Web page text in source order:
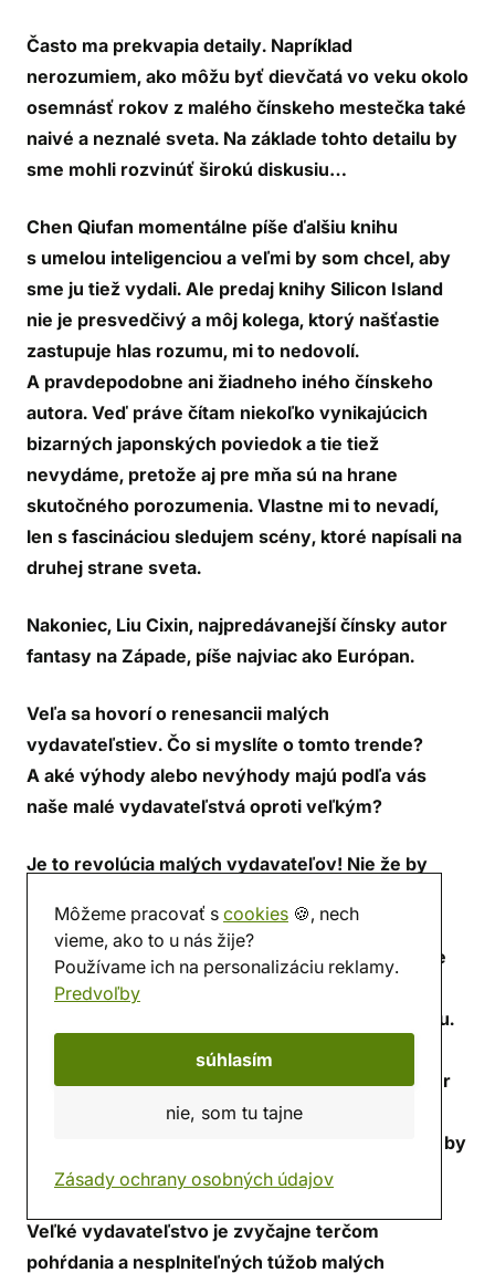
Často ma prekvapia detaily. Napríklad
nerozumiem, ako môžu byť dievčatá vo veku okolo
osemnásť rokov z malého čínskeho mestečka také
naivé a neznalé sveta. Na základe tohto detailu by
sme mohli rozvinúť širokú diskusiu…
Chen Qiufan momentálne píše ďalšiu knihu
s umelou inteligenciou a veľmi by som chcel, aby
sme ju tiež vydali. Ale predaj knihy Silicon Island
nie je presvedčivý a môj kolega, ktorý našťastie
zastupuje hlas rozumu, mi to nedovolí.
A pravdepodobne ani žiadneho iného čínskeho
autora. Veď práve čítam niekoľko vynikajúcich
bizarných japonských poviedok a tie tiež
nevydáme, pretože aj pre mňa sú na hrane
skutočného porozumenia. Vlastne mi to nevadí,
len s fascináciou sledujem scény, ktoré napísali na
druhej strane sveta.
Nakoniec, Liu Cixin, najpredávanejší čínsky autor
fantasy na Západe, píše najviac ako Európan.
Veľa sa hovorí o renesancii malých
vydavateľstiev. Čo si myslíte o tomto trende?
A aké výhody alebo nevýhody majú podľa vás
naše malé vydavateľstvá oproti veľkým?
Je to revolúcia malých vydavateľov! Nie že by
chrámu veľkých hráčov na trhu a trochu rozbili
výzdobu. Snažíme sa prebojovať medzi nimi. Ale
vážne, podľa môjho názoru, v poslednej dobe
rastie ich počet vďaka technologickému pokroku.
Teraz môžete veľa vecí robiť doma vo svojej
garáži, pretože si môžete kúpiť hardvér a softvér
a nájsť návody prakticky na všetko. Sci-fi
v reálnom živote. Bez technologického pokroku by
sme nemali šancu. Možno s halapartňou.
Veľké vydavateľstvo je zvyčajne terčom
pohŕdania a nesplniteľných túžob malých
Môžeme pracovať s cookies 🍪, nech
vieme, ako to u nás žije?
Používame ich na personalizáciu reklamy.
Predvoľby
súhlasím
nie, som tu tajne
Zásady ochrany osobných údajov